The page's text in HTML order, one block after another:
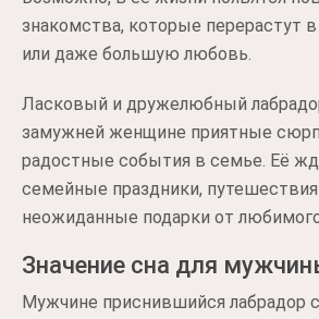
знакомства, которые перерастут
или даже большую любовь.
Ласковый и дружелюбный
замужней женщине приятные
радостные события в семье. Её
семейные праздники, путешествия
неожиданные подарки от
Значение сна для
Мужчине приснившийся лабрадор